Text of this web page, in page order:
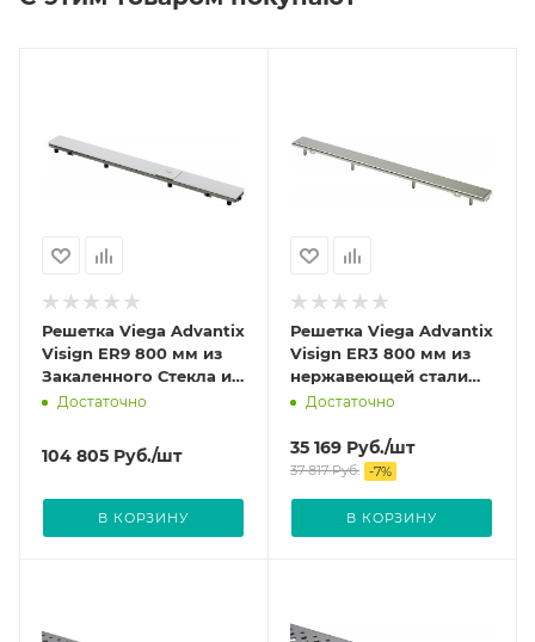
Решетка Viega Advantix
Visign ER9 800 мм из
Закаленного Стекла и
нержавеющей стали
Достаточно
104 805 Руб./шт
В КОРЗИНУ
Решетка Viega Advantix
Visign ER3 800 мм из
нержавеющей стали
цвет Глянцевый 589523
Достаточно
35 169 Руб./шт
37 817Руб. -7%
В КОРЗИНУ